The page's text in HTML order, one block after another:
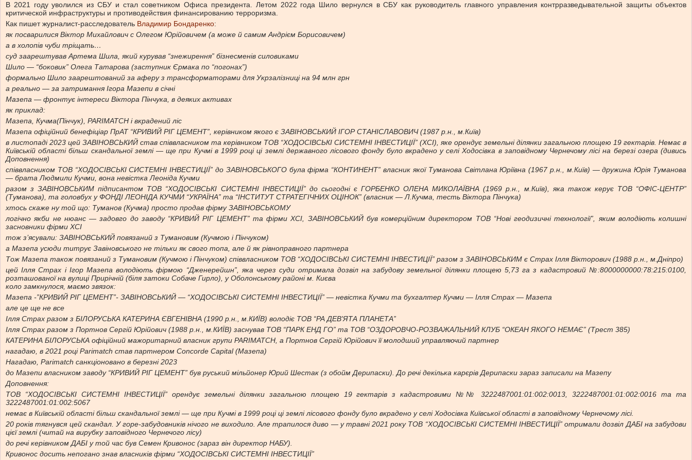
В 2021 году уволился из СБУ и стал советником Офиса президента. Летом 2022 года Шило вернулся в СБУ как руководитель главного управления контрразведывательной защиты объектов
критической инфраструктуры и противодействия финансированию терроризма.
Как пишет журналист-расследователь Владимир Бондаренко:
як посварилися Віктор Михайлович с Олегом Юрійовичем (а може й самим Андрієм Борисовичем)
а в холопів чуби тріщать…
суд заарештував Артема Шила, який курував “знежирення” бізнесменів силовиками
Шило — “боковик” Олега Татарова (заступник Єрмака по “погонах”)
формально Шило заарештований за аферу з трансформаторами для Укрзалізниці на 94 млн грн
а реально — за затримання Ігора Мазепи в січні
Мазепа — фронтує інтереси Віктора Пінчука, в деяких активах
як приклад:
Мазепа, Кучма(Пінчук), PARIMATCH і вкрадений ліс
Мазепа офіційний бенефіціар ПрАТ “КРИВИЙ РІГ ЦЕМЕНТ”, керівником якого є ЗАВІНОВСЬКИЙ ІГОР СТАНІСЛАВОВИЧ (1987 р.н., м.Київ)
в листопаді 2023 цей ЗАВІНОВСЬКИЙ став співвласником та керівником ТОВ “ХОДОСІВСЬКІ СИСТЕМНІ ІНВЕСТИЦІЇ” (ХСІ), яке орендує земельні ділянки загальною площею 19 гектарів. Немає в
Київській області більш скандальної землі — ще при Кучмі в 1999 році ці землі державного лісового фонду було вкрадено у селі Ходосівка в заповідному Чернечому лісі на березі озера (дивись
Доповнення)
співвласником ТОВ “ХОДОСІВСЬКІ СИСТЕМНІ ІНВЕСТИЦІЇ” до ЗАВІНОВСЬКОГО була фірма “КОНТИНЕНТ” власник якої Туманова Світлана Юріївна (1967 р.н., м.Київ) — дружина Юрія Туманова
— брата Людмили Кучми, вона невістка Леоніда Кучми
разом з ЗАВІНОВСЬКИМ підписантом ТОВ “ХОДОСІВСЬКІ СИСТЕМНІ ІНВЕСТИЦІЇ” до сьогодні є ГОРБЕНКО ОЛЕНА МИКОЛАЇВНА (1969 р.н., м.Київ), яка також керує ТОВ “ОФІС-ЦЕНТР”
(Туманова), та головбух у ФОНДІ ЛЕОНІДА КУЧМИ “УКРАЇНА” та “ІНСТИТУТ СТРАТЕГІЧНИХ ОЦІНОК” (власник — Л.Кучма, тесть Віктора Пінчука)
хтось скаже ну той що: Туманов (Кучма) просто продав фірму ЗАВІНОВСЬКОМУ
логічно якби не нюанс — задовго до заводу “КРИВИЙ РІГ ЦЕМЕНТ” та фірми ХСІ, ЗАВІНОВСЬКИЙ був комерцiйним директором ТОВ “Новi геодизичнi технологiї”, яким володіють колишні
засновники фірми ХСІ
тож з’ясували: ЗАВІНОВСЬКИЙ повязаний з Тумановим (Кучмою і Пінчуком)
а Мазепа усюди титрує Завіновського не тільки як свого топа, але й як рівноправного партнера
Тож Мазепа також повязаний з Тумановим (Кучмою і Пінчуком) співвласником ТОВ “ХОДОСІВСЬКІ СИСТЕМНІ ІНВЕСТИЦІЇ” разом з ЗАВІНОВСЬКИМ є Страх Ілля Вікторович (1988 р.н., м.Дніпро)
цей Ілля Страх і Ігор Мазепа володіють фірмою “Дженерейшн”, яка через суди отримала дозвіл на забудову земельної ділянки площею 5,73 га з кадастровий №:8000000000:78:215:0100,
розташованої на вулиці Прирічній (біля затоки Собаче Гирло), у Оболонському районі м. Києва
коло замкнулося, маємо звязок:
Мазепа -”КРИВИЙ РІГ ЦЕМЕНТ”- ЗАВІНОВСЬКИЙ — “ХОДОСІВСЬКІ СИСТЕМНІ ІНВЕСТИЦІЇ” — невістка Кучми та бухгалтер Кучми — Ілля Страх — Мазепа
але це ще не все
Ілля Страх разом з БІЛОРУСЬКА КАТЕРИНА ЄВГЕНІВНА (1990 р.н., м.КИЇВ) володіє ТОВ “РА ДЕВ'ЯТА ПЛАНЕТА”
Ілля Страх разом з Портнов Сергій Юрійович (1988 р.н., м.КИЇВ) заснував ТОВ “ПАРК ЕНД ГО” та ТОВ “ОЗДОРОВЧО-РОЗВАЖАЛЬНИЙ КЛУБ “ОКЕАН ЯКОГО НЕМАЄ” (Трест 385)
КАТЕРИНА БІЛОРУСЬКА офіційний мажоритарний власник групи PARIMATCH, а Портнов Сергій Юрійович її молодший управляючий партнер
нагадаю, в 2021 році Parimatch став партнером Concorde Capital (Мазепа)
Нагадаю, Parimatch санкціоновано в березні 2023
до Мазепи власником заводу “КРИВИЙ РІГ ЦЕМЕНТ” був руський мільйонер Юрий Шестак (з обойм Дерипаски). До речі декілька карєрів Дерипаски зараз записали на Мазепу
Доповнення:
ТОВ “ХОДОСІВСЬКІ СИСТЕМНІ ІНВЕСТИЦІЇ” орендує земельні ділянки загальною площею 19 гектарів з кадастровими №№ 3222487001:01:002:0013, 3222487001:01:002:0016 та та
3222487001:01:002:5067
немає в Київській області більш скандальної землі — ще при Кучмі в 1999 році ці землі лісового фонду було вкрадено у селі Ходосівка Київської області в заповідному Чернечому лісі.
20 років тягнувся цей скандал. У горе-забудовників нічого не виходило. Але трапилося диво — у травні 2021 року ТОВ “ХОДОСІВСЬКІ СИСТЕМНІ ІНВЕСТИЦІЇ” отримали дозвіл ДАБІ на забудови
цієї землі (читай на вирубку заповідного Чернечого лісу)
до речі керівником ДАБІ у той час був Семен Кривонос (зараз він директор НАБУ).
Кривонос досить непогано знав власників фірми “ХОДОСІВСЬКІ СИСТЕМНІ ІНВЕСТИЦІЇ”